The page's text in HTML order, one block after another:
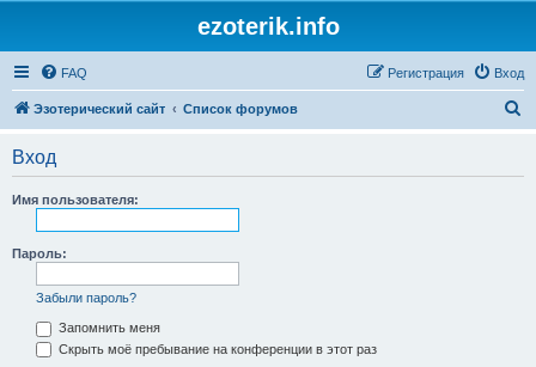
ezoterik.info
FAQ Вход
Регистрация
Эзотерический сайт Список форумов
Вход
Имя пользователя:
Пароль:
Забыли пароль?
Запомнить меня
Скрыть моё пребывание на конференции в этот раз